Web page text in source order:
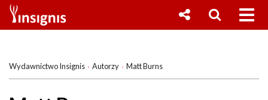
Wydawnictwo Insignis Autorzy Matt Burns